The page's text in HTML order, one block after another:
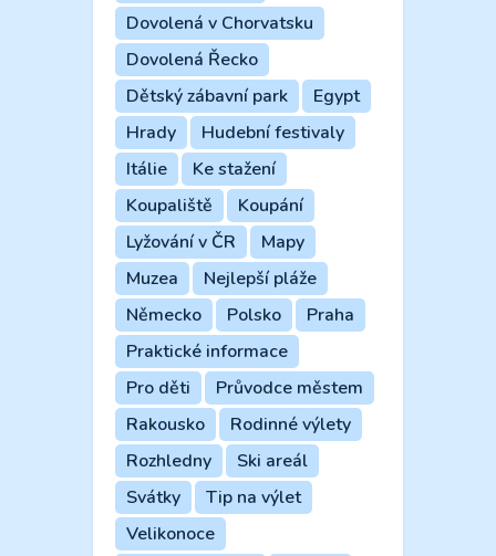
Dovolená v Chorvatsku
Dovolená Řecko
Dětský zábavní park
Egypt
Hrady
Hudební festivaly
Itálie
Ke stažení
Koupaliště
Koupání
Lyžování v ČR
Mapy
Muzea
Nejlepší pláže
Německo
Polsko
Praha
Praktické informace
Pro děti
Průvodce městem
Rakousko
Rodinné výlety
Rozhledny
Ski areál
Svátky
Tip na výlet
Velikonoce